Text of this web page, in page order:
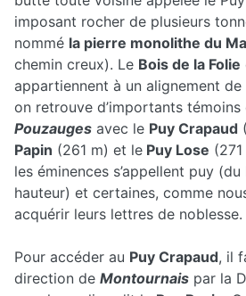
imposant rocher de plusieurs
nommé la pierre monolithe du
chemin creux). Le Bois de la Folie
appartiennent à un alignement
on retrouve d’importants
Pouzauges avec le Puy Crapaud
Papin (261 m) et le Puy Lose
les éminences s’appellent puy (du
hauteur) et certaines, comme
acquérir leurs lettres de noblesse.
Pour accéder au Puy Crapaud, il
direction de Montournais par la